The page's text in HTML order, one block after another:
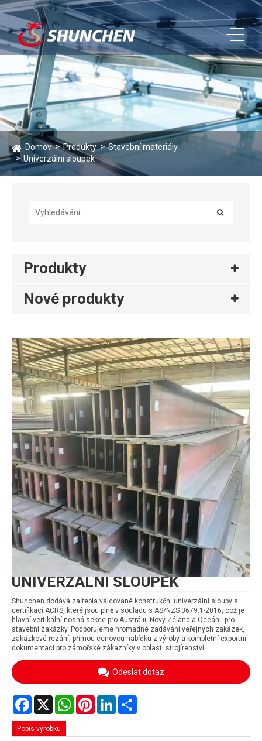
Domov Produkty
Stavební materiály
Univerzální sloupek
Produkty
Nové produkty
UNIVERZÁLNÍ SLOUPEK
Shunchen dodává za tepla válcované konstrukční univerzální sloupy s
certifikací ACRS, které jsou plně v souladu s AS/NZS 3679.1-2016, což je
hlavní vertikální nosná sekce pro Austrálii, Nový Zéland a Oceánii pro
stavební zakázky. Podporujeme hromadné zadávání veřejných zakázek,
zakázkové řezání, přímou cenovou nabídku z výroby a kompletní exportní
dokumentaci pro zámořské zákazníky v oblasti strojírenství.
Odeslat dotaz
Facebook
X WhatsAppPinterestLinkedIn
Popis výrobku